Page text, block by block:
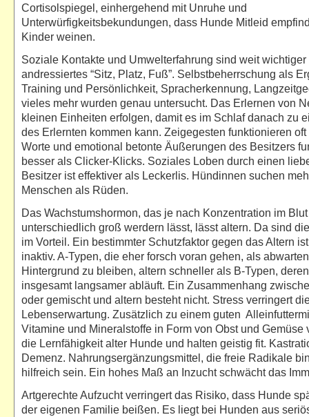
Cortisolspiegel, einhergehend mit Unruhe und
Unterwürfigkeitsbekundungen, dass Hunde Mitleid
Kinder weinen.
Soziale Kontakte und Umwelterfahrung sind weit wichtiger
andressiertes “Sitz, Platz, Fuß”. Selbstbeherrschung als
Training und Persönlichkeit, Spracherkennung,
vieles mehr wurden genau untersucht. Das Erlernen von
kleinen Einheiten erfolgen, damit es im Schlaf danach zu
des Erlernten kommen kann. Zeigegesten funktionieren
Worte und emotional betonte Äußerungen des Besitzers
besser als Clicker-Klicks. Soziales Loben durch einen
Besitzer ist effektiver als Leckerlis. Hündinnen suchen
Menschen als Rüden.
Das Wachstumshormon, das je nach Konzentration im
unterschiedlich groß werdern lässt, lässt altern. Da sind
im Vorteil. Ein bestimmter Schutzfaktor gegen das Altern
inaktiv. A-Typen, die eher forsch voran gehen, als
Hintergrund zu bleiben, altern schneller als B-Typen,
insgesamt langsamer abläuft. Ein Zusammenhang
oder gemischt und altern besteht nicht. Stress verringert
Lebenserwartung. Zusätzlich zu einem guten
Vitamine und Mineralstoffe in Form von Obst und Gemüse
die Lernfähigkeit alter Hunde und halten geistig fit.
Demenz. Nahrungsergänzungsmittel, die freie Radikale
hilfreich sein. Ein hohes Maß an Inzucht schwächt das
Artgerechte Aufzucht verringert das Risiko, dass Hunde
der eigenen Familie beißen. Es liegt bei Hunden aus